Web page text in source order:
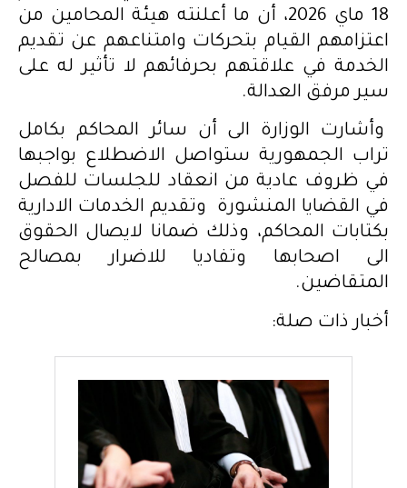
18 ماي 2026، أن ما أعلنته هيئة المحامين من
اعتزامهم القيام بتحركات وامتناعهم عن تقديم
الخدمة في علاقتهم بحرفائهم لا تأثير له على
سير مرفق العدالة.
وأشارت الوزارة الى أن سائر المحاكم بكامل
تراب الجمهورية ستواصل الاضطلاع بواجبها
في ظروف عادية من انعقاد للجلسات للفصل
في القضايا المنشورة وتقديم الخدمات الادارية
بكتابات المحاكم، وذلك ضمانا لايصال الحقوق
الى اصحابها وتفاديا للاضرار بمصالح
المتقاضين.
أخبار ذات صلة: